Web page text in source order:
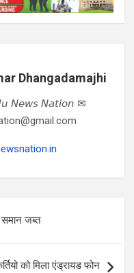
Dhangadamajhi
𝘕𝘦𝘸𝘴 𝘕𝘢𝘵𝘪𝘰𝘯 ✉
जब्त
को मिला एंड्रायड फोन